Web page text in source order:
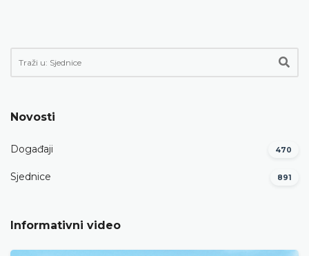
Novosti
Događaji 470
Sjednice 891
Informativni video